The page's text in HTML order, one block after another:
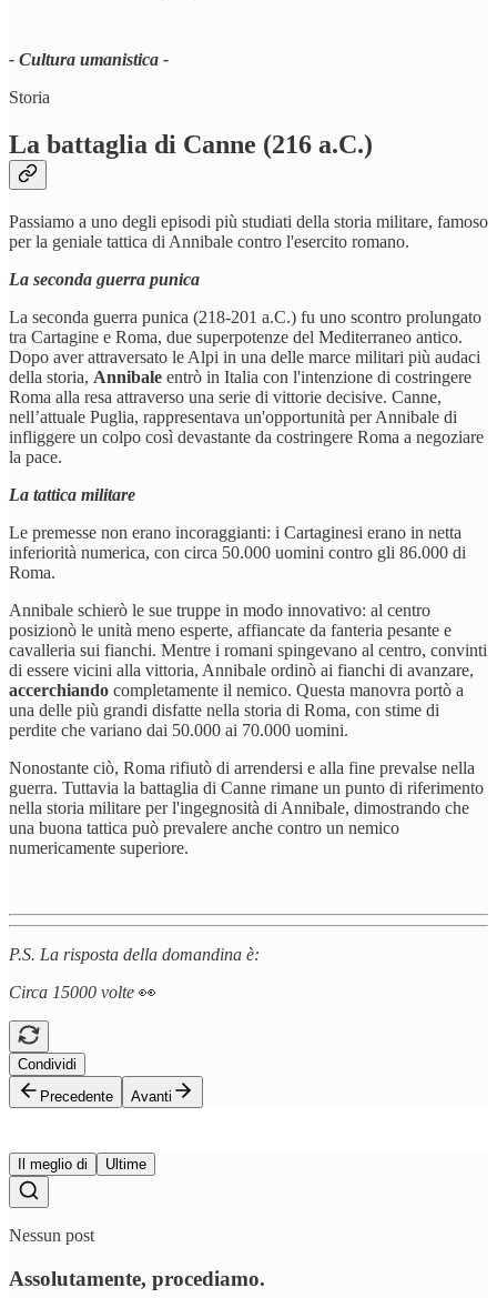
- Cultura umanistica -
Storia
La battaglia di Canne (216 a.C.)
Passiamo a uno degli episodi più studiati della storia militare, famoso
per la geniale tattica di Annibale contro l'esercito romano.
La seconda guerra punica
La seconda guerra punica (218-201 a.C.) fu uno scontro prolungato
tra Cartagine e Roma, due superpotenze del Mediterraneo antico.
Dopo aver attraversato le Alpi in una delle marce militari più audaci
della storia, Annibale entrò in Italia con l'intenzione di costringere
Roma alla resa attraverso una serie di vittorie decisive. Canne,
nell’attuale Puglia, rappresentava un'opportunità per Annibale di
infliggere un colpo così devastante da costringere Roma a negoziare
la pace.
La tattica militare
Le premesse non erano incoraggianti: i Cartaginesi erano in netta
inferiorità numerica, con circa 50.000 uomini contro gli 86.000 di
Roma.
Annibale schierò le sue truppe in modo innovativo: al centro
posizionò le unità meno esperte, affiancate da fanteria pesante e
cavalleria sui fianchi. Mentre i romani spingevano al centro, convinti
di essere vicini alla vittoria, Annibale ordinò ai fianchi di avanzare,
accerchiando completamente il nemico. Questa manovra portò a
una delle più grandi disfatte nella storia di Roma, con stime di
perdite che variano dai 50.000 ai 70.000 uomini.
Nonostante ciò, Roma rifiutò di arrendersi e alla fine prevalse nella
guerra. Tuttavia la battaglia di Canne rimane un punto di riferimento
nella storia militare per l'ingegnosità di Annibale, dimostrando che
una buona tattica può prevalere anche contro un nemico
numericamente superiore.
P.S. La risposta della domandina è:
Circa 15000 volte 👀
Condividi
Precedente
Avanti
Il meglio di Ultime
Nessun post
Assolutamente, procediamo.